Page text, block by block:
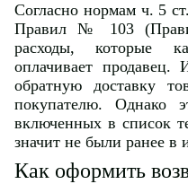
Согласно нормам ч. 5
Правил № 103
расходы, которые
оплачивает продавец.
обратную доставку
покупателю. Однако
включенных в список
значит не были ранее в
Как оформить